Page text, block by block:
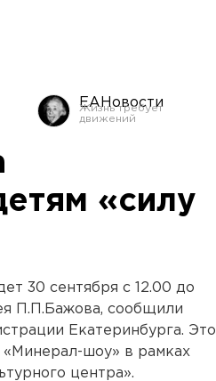
ЕАНовости
«силу
30 сентября с 12.00 до
П.П.Бажова, сообщили
Екатеринбурга. Это
«Минерал-шоу» в рамках
центра».